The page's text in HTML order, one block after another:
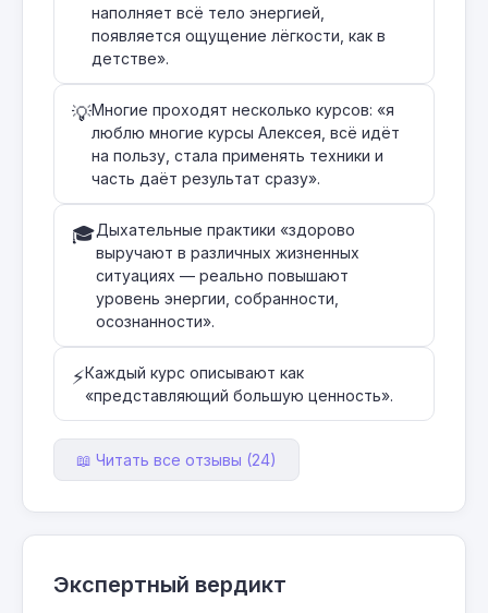
наполняет всё тело энергией,
появляется ощущение лёгкости, как в
детстве».
💡Многие проходят несколько курсов: «я
люблю многие курсы Алексея, всё идёт
на пользу, стала применять техники и
часть даёт результат сразу».
🎓Дыхательные практики «здорово
выручают в различных жизненных
ситуациях — реально повышают
уровень энергии, собранности,
осознанности».
⚡Каждый курс описывают как
«представляющий большую ценность».
📖 Читать все отзывы (24)
Экспертный вердикт